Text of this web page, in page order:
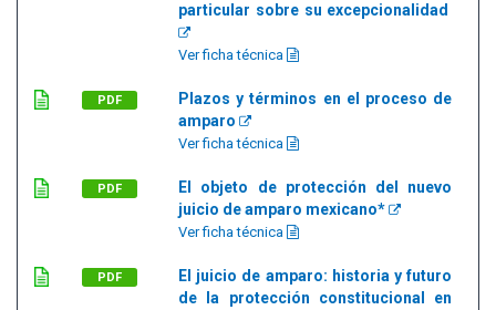
particular sobre su excepcionalidad
Ver ficha técnica
PDF
Plazos y términos en el proceso de
amparo
Ver ficha técnica
PDF
El objeto de protección del nuevo
juicio de amparo mexicano*
Ver ficha técnica
PDF
El juicio de amparo: historia y futuro
de la protección constitucional en